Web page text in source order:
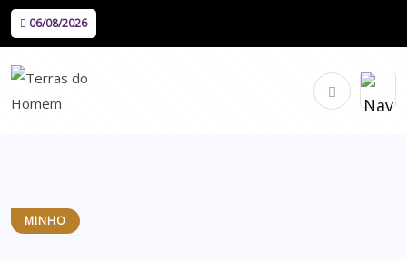
06/08/2026
MINHO